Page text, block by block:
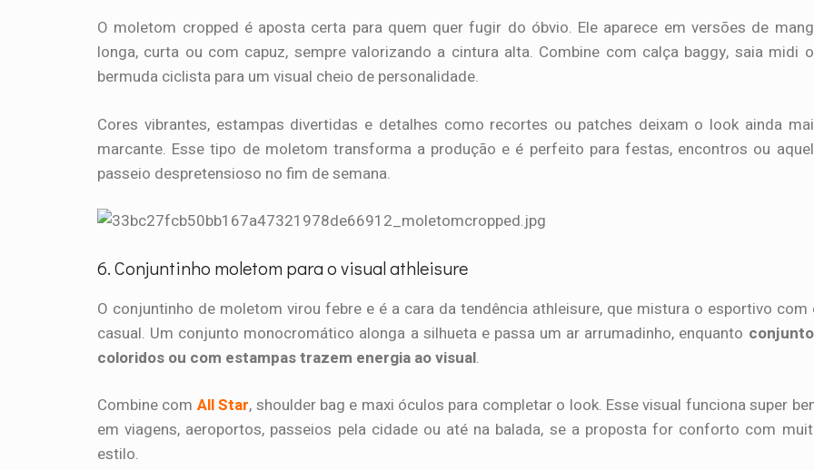
O moletom cropped é aposta certa para quem quer fugir do óbvio. Ele aparece em versões de
longa, curta ou com capuz, sempre valorizando a cintura alta. Combine com calça baggy, saia midi
bermuda ciclista para um visual cheio de personalidade.
Cores vibrantes, estampas divertidas e detalhes como recortes ou patches deixam o look ainda
marcante. Esse tipo de moletom transforma a produção e é perfeito para festas, encontros ou
passeio despretensioso no fim de semana.
6. Conjuntinho moletom para o visual athleisure
O conjuntinho de moletom virou febre e é a cara da tendência athleisure, que mistura o esportivo com
casual. Um conjunto monocromático alonga a silhueta e passa um ar arrumadinho, enquanto
coloridos ou com estampas trazem energia ao visual.
Combine com All Star, shoulder bag e maxi óculos para completar o look. Esse visual funciona super
em viagens, aeroportos, passeios pela cidade ou até na balada, se a proposta for conforto com
estilo.